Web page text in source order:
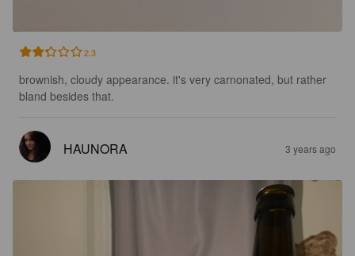
2.3
brownish, cloudy appearance. it's very carnonated, but rather
bland besides that.
HAUNORA 3 years ago